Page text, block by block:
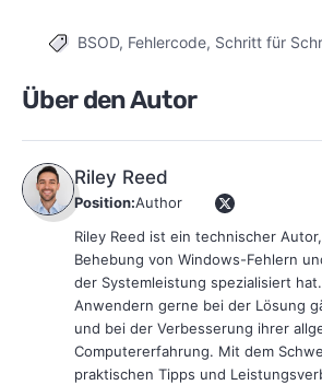
TagsBSOD, Fehlercode, Schritt für
Über den Autor
Riley Reed
Position:Author
Riley Reed ist ein technischer
Behebung von Windows-Fehlern
der Systemleistung spezialisiert
Anwendern gerne bei der Lösung
und bei der Verbesserung ihrer
Computererfahrung. Mit dem
praktischen Tipps und